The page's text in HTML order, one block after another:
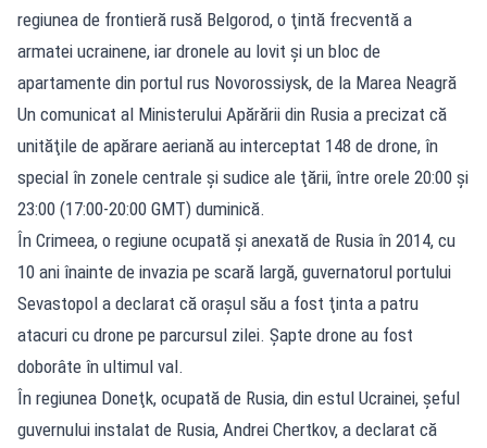
regiunea de frontieră rusă Belgorod, o ţintă frecventă a
armatei ucrainene, iar dronele au lovit şi un bloc de
apartamente din portul rus Novorossiysk, de la Marea Neagră
Un comunicat al Ministerului Apărării din Rusia a precizat că
unităţile de apărare aeriană au interceptat 148 de drone, în
special în zonele centrale şi sudice ale ţării, între orele 20:00 şi
23:00 (17:00-20:00 GMT) duminică.
În Crimeea, o regiune ocupată şi anexată de Rusia în 2014, cu
10 ani înainte de invazia pe scară largă, guvernatorul portului
Sevastopol a declarat că oraşul său a fost ţinta a patru
atacuri cu drone pe parcursul zilei. Şapte drone au fost
doborâte în ultimul val.
În regiunea Doneţk, ocupată de Rusia, din estul Ucrainei, şeful
guvernului instalat de Rusia, Andrei Chertkov, a declarat că